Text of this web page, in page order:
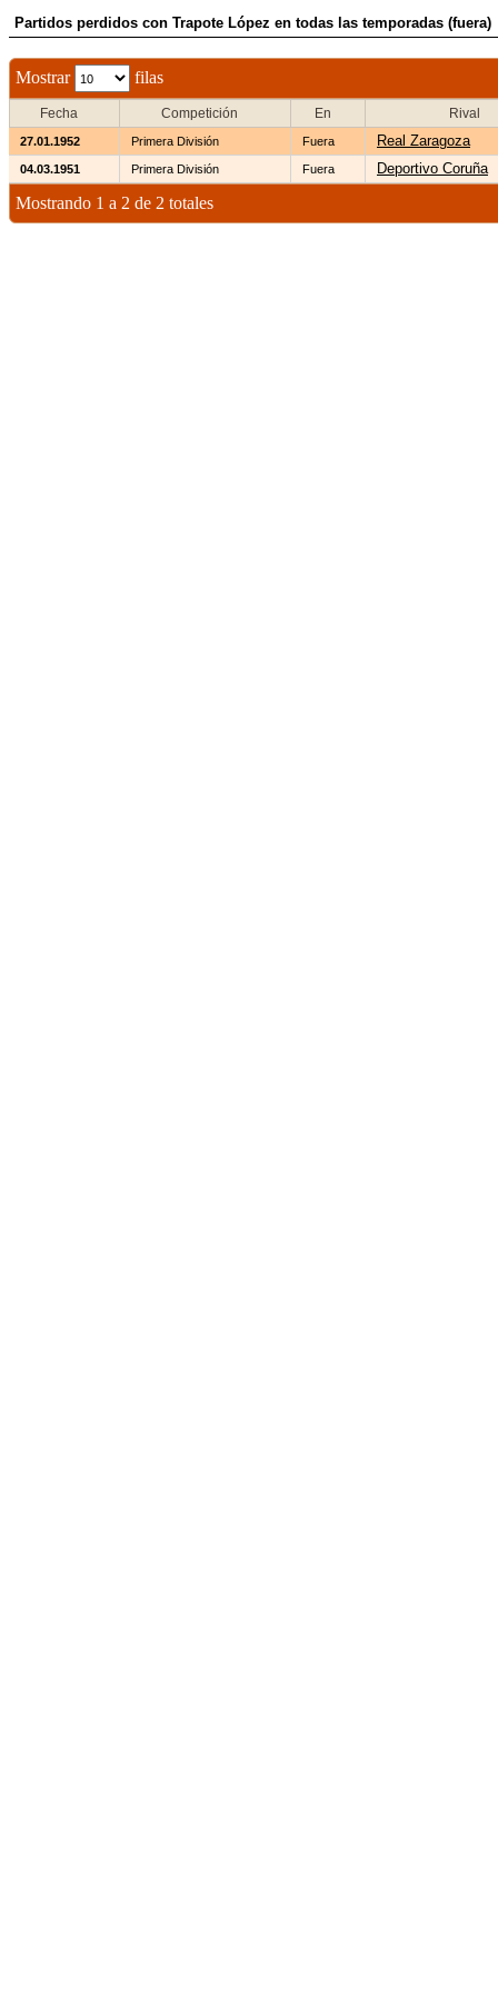
Partidos perdidos con Trapote López en todas las temporadas (fuera)
Mostrar filas
Fecha Competición En Rival
27.01.1952 Primera División Fuera Real Zaragoza
04.03.1951 Primera División Fuera Deportivo Coruña
Mostrando 1 a 2 de 2 totales